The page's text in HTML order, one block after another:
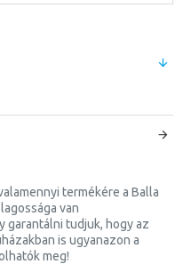
termékére a Balla
van
garantálni tudjuk, hogy az
is ugyanazon a
meg!